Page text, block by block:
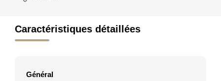
Caractéristiques détaillées
Général